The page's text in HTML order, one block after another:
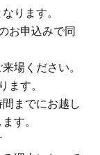
ります。
お申込みで同
場ください。
ます。
までにお越し
す。